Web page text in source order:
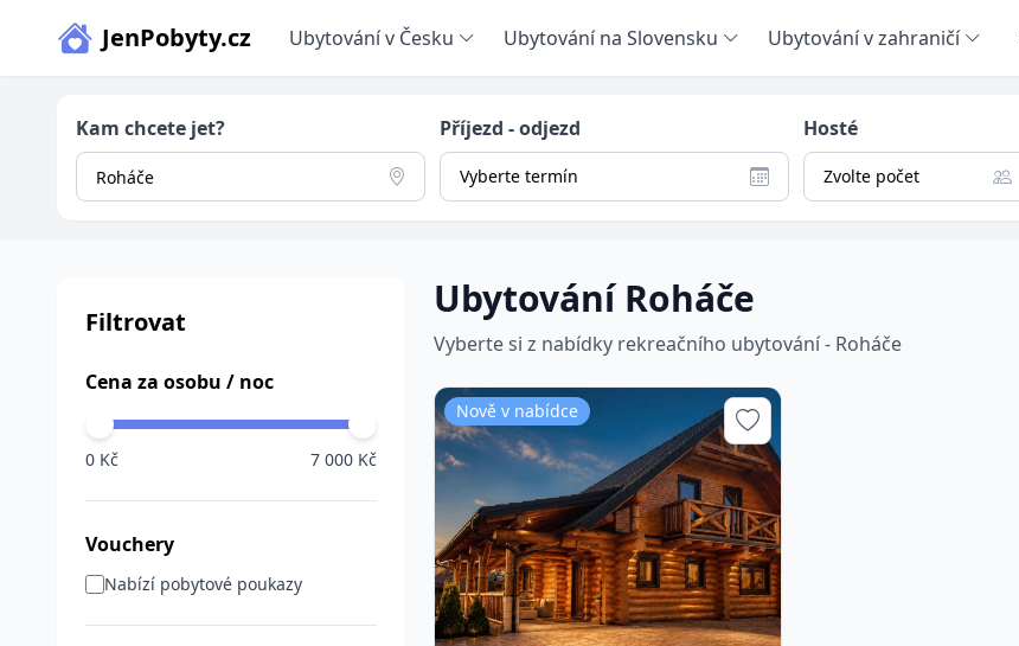
JenPobyty.cz Ubytování v Česku Ubytování na Slovensku Ubytování v zahraničí
Kam chcete jet? Příjezd - odjezd
Vyberte termín
Hosté
Zvolte počet
Filtrovat
Cena za osobu / noc
0 Kč 7 000 Kč
Vouchery
Nabízí pobytové poukazy
Ubytování Roháče
Vyberte si z nabídky rekreačního ubytování - Roháče
Nově v nabídce